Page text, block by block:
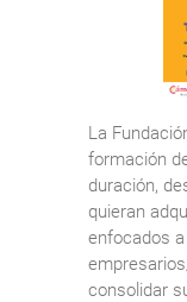
La
formación
duración,
quieran
enfocados a
consolidar